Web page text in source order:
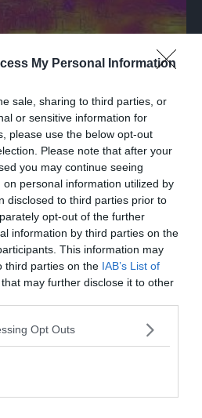
My Personal Information
sale, sharing to third parties, or
or sensitive information for
please use the below opt-out
Please note that after your
you may continue seeing
personal information utilized by
disclosed to third parties prior to
opt-out of the further
information by third parties on the
This information may
third parties on the IAB’s List of
that may further disclose it to other
Opt Outs
Seul, la
termiche
l'uso delle chat: le